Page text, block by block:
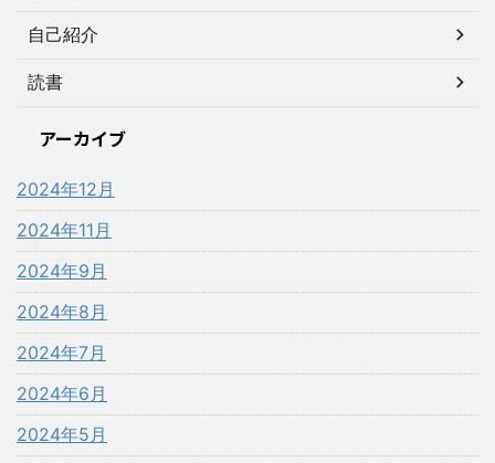
自己紹介
読書
アーカイブ
2024年12月
2024年11月
2024年9月
2024年8月
2024年7月
2024年6月
2024年5月